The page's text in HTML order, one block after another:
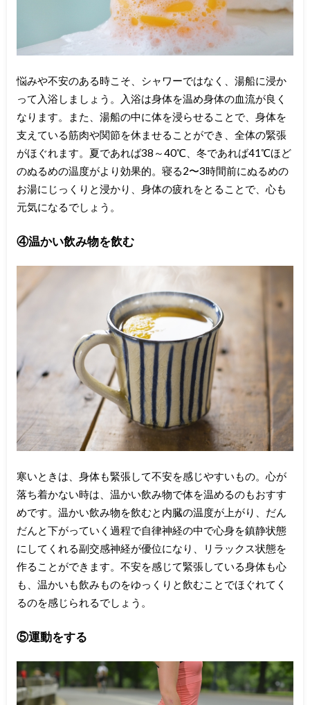
悩みや不安のある時こそ、シャワーではなく、湯船に浸か
って入浴しましょう。入浴は身体を温め身体の血流が良く
なります。また、湯船の中に体を浸らせることで、身体を
支えている筋肉や関節を休ませることができ、全体の緊張
がほぐれます。夏であれば38～40℃、冬であれば41℃ほど
のぬるめの温度がより効果的。寝る2〜3時間前にぬるめの
お湯にじっくりと浸かり、身体の疲れをとることで、心も
元気になるでしょう。
④温かい飲み物を飲む
寒いときは、身体も緊張して不安を感じやすいもの。心が
落ち着かない時は、温かい飲み物で体を温めるのもおすす
めです。温かい飲み物を飲むと内臓の温度が上がり、だん
だんと下がっていく過程で自律神経の中で心身を鎮静状態
にしてくれる副交感神経が優位になり、リラックス状態を
作ることができます。不安を感じて緊張している身体も心
も、温かいも飲みものをゆっくりと飲むことでほぐれてく
るのを感じられるでしょう。
⑤運動をする